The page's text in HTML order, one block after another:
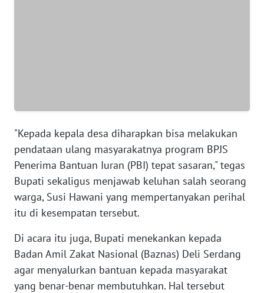
"Kepada kepala desa diharapkan bisa melakukan
pendataan ulang masyarakatnya program BPJS
Penerima Bantuan Iuran (PBI) tepat sasaran," tegas
Bupati sekaligus menjawab keluhan salah seorang
warga, Susi Hawani yang mempertanyakan perihal
itu di kesempatan tersebut.
Di acara itu juga, Bupati menekankan kepada
Badan Amil Zakat Nasional (Baznas) Deli Serdang
agar menyalurkan bantuan kepada masyarakat
yang benar-benar membutuhkan. Hal tersebut
KEPRI
WN
PAPUA
WN
BARAT
WN
RIAU